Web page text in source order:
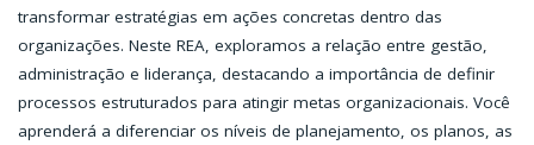
transformar estratégias em ações concretas dentro das
organizações. Neste REA, exploramos a relação entre gestão,
administração e liderança, destacando a importância de definir
processos estruturados para atingir metas organizacionais. Você
aprenderá a diferenciar os níveis de planejamento, os planos, as